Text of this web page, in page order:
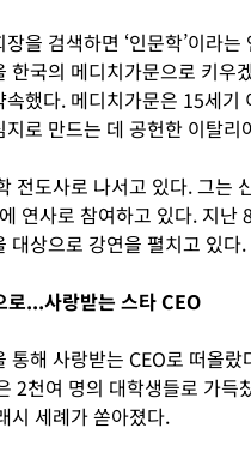
을 검색하면 ‘인문학’이라
한국의 메디치가문으로 키우
했다. 메디치가문은 15세기
로 만드는 데 공헌한 이탈리
전도사로 나서고 있다. 그는
연사로 참여하고 있다. 지
대상으로 강연을 펼치고 있다.
...사랑받는 스타 CEO
통해 사랑받는 CEO로 떠올
2천여 명의 대학생들로 가득
시 세례가 쏟아졌다.